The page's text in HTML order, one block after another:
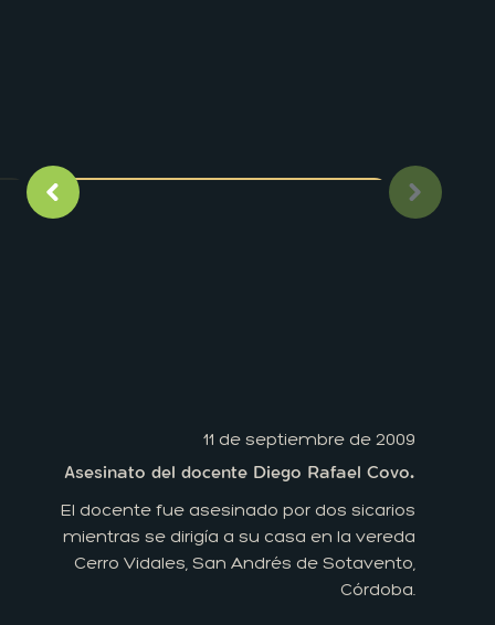
Imagen anterior
11 de septiembre de 2009
Asesinato del docente Diego Rafael Covo.
El docente fue asesinado por dos sicarios
mientras se dirigía a su casa en la vereda
Cerro Vidales, San Andrés de Sotavento,
Córdoba.